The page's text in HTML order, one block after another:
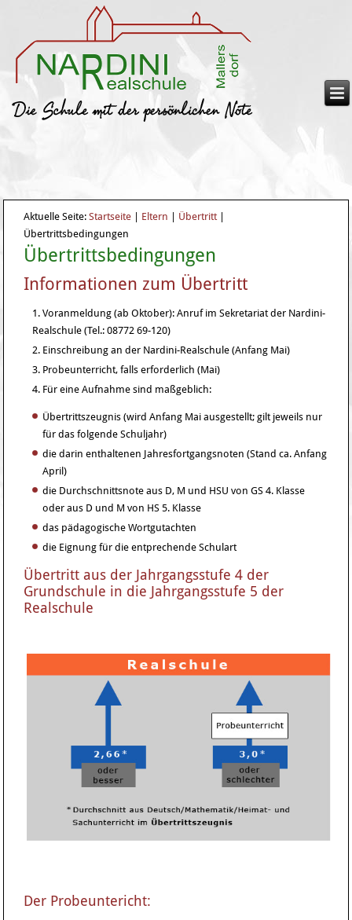
Aktuelle Seite:Startseite Eltern Übertritt|
Übertrittsbedingungen
Übertrittsbedingungen
Informationen zum Übertritt
Voranmeldung (ab Oktober): Anruf im Sekretariat der Nardini-
Realschule (Tel.: 08772 69-120)
Einschreibung an der Nardini-Realschule (Anfang Mai)
Probeunterricht, falls erforderlich (Mai)
Für eine Aufnahme sind maßgeblich:
Übertrittszeugnis (wird Anfang Mai ausgestellt; gilt jeweils nur
für das folgende Schuljahr)
die darin enthaltenen Jahresfortgangsnoten (Stand ca. Anfang
April)
die Durchschnittsnote aus D, M und HSU von GS 4. Klasse
oder aus D und M von HS 5. Klasse
das pädagogische Wortgutachten
die Eignung für die entprechende Schulart
Übertritt aus der Jahrgangsstufe 4 der
Grundschule in die Jahrgangsstufe 5 der
Realschule
Der Probeuntericht: